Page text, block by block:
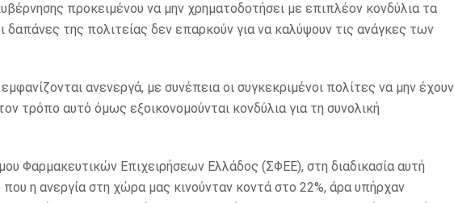
προκειμένου να μην χρηματοδοτήσει με επιπλέον κονδύλια τα
της πολιτείας δεν επαρκούν για να καλύψουν τις ανάγκες των
ανενεργά, με συνέπεια οι συγκεκριμένοι πολίτες να μην έχουν
τρόπο αυτό όμως εξοικονομούνται κονδύλια για τη συνολική
Φαρμακευτικών Επιχειρήσεων Ελλάδος (ΣΦΕΕ), στη διαδικασία αυτή
η ανεργία στη χώρα μας κινούνταν κοντά στο 22%, άρα υπήρχαν